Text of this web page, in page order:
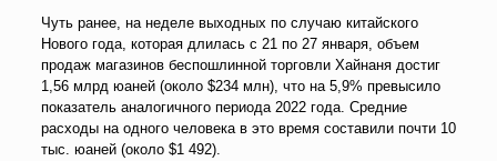
Чуть ранее, на неделе выходных по случаю китайского
Нового года, которая длилась с 21 по 27 января, объем
продаж магазинов беспошлинной торговли Хайнаня достиг
1,56 млрд юаней (около $234 млн), что на 5,9% превысило
показатель аналогичного периода 2022 года. Средние
расходы на одного человека в это время составили почти 10
тыс. юаней (около $1 492).